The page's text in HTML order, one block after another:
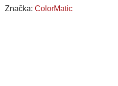
hodnocení
Značka: ColorMatic